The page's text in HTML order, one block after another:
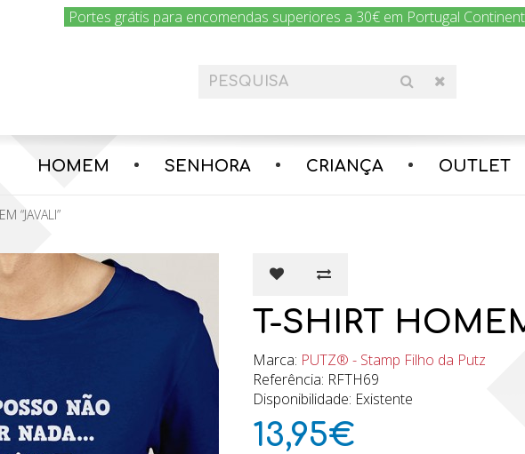
Portes grátis para encomendas superiores a 30€ em Portugal
HOMEM SENHORA CRIANÇA OUTLET
“JAVALI”
T-SHIRT
Marca: PUTZ® - Stamp Filho da Putz
Referência: RFTH69
Disponibilidade: Existente
13,95€